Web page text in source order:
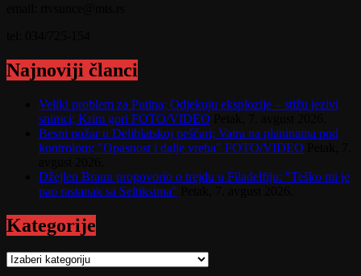
Najnoviji članci
Veliki problem za Putina; Odjekuju eksplozije – stižu jezivi
snimci; Krim gori FOTO/VIDEO
Besni požar u Deliblatskoj peščari; Vatra na planinama pod
kontrolom; "Opasnost i dalje vreba" FOTO/VIDEO
Džejlen Braun progovorio o trejdu u Filadelfiju: "Teško mi je
pao rastanak sa Seltiksima"
Kategorije
Kategorije